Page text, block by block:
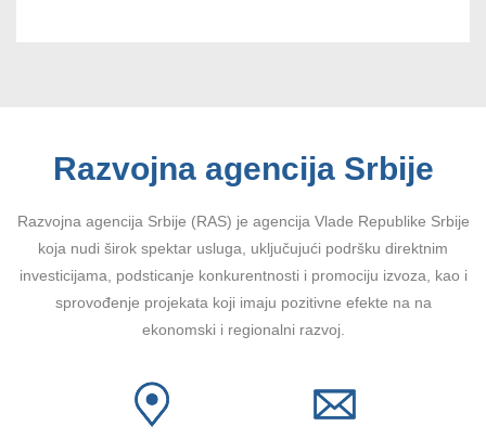
Razvojna agencija Srbije
Razvojna agencija Srbije (RAS) je agencija Vlade Republike Srbije
koja nudi širok spektar usluga, uključujući podršku direktnim
investicijama, podsticanje konkurentnosti i promociju izvoza, kao i
sprovođenje projekata koji imaju pozitivne efekte na na
ekonomski i regionalni razvoj.